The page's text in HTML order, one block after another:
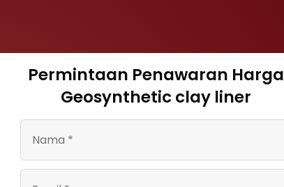
Permintaan Penawaran Harga
Geosynthetic clay liner